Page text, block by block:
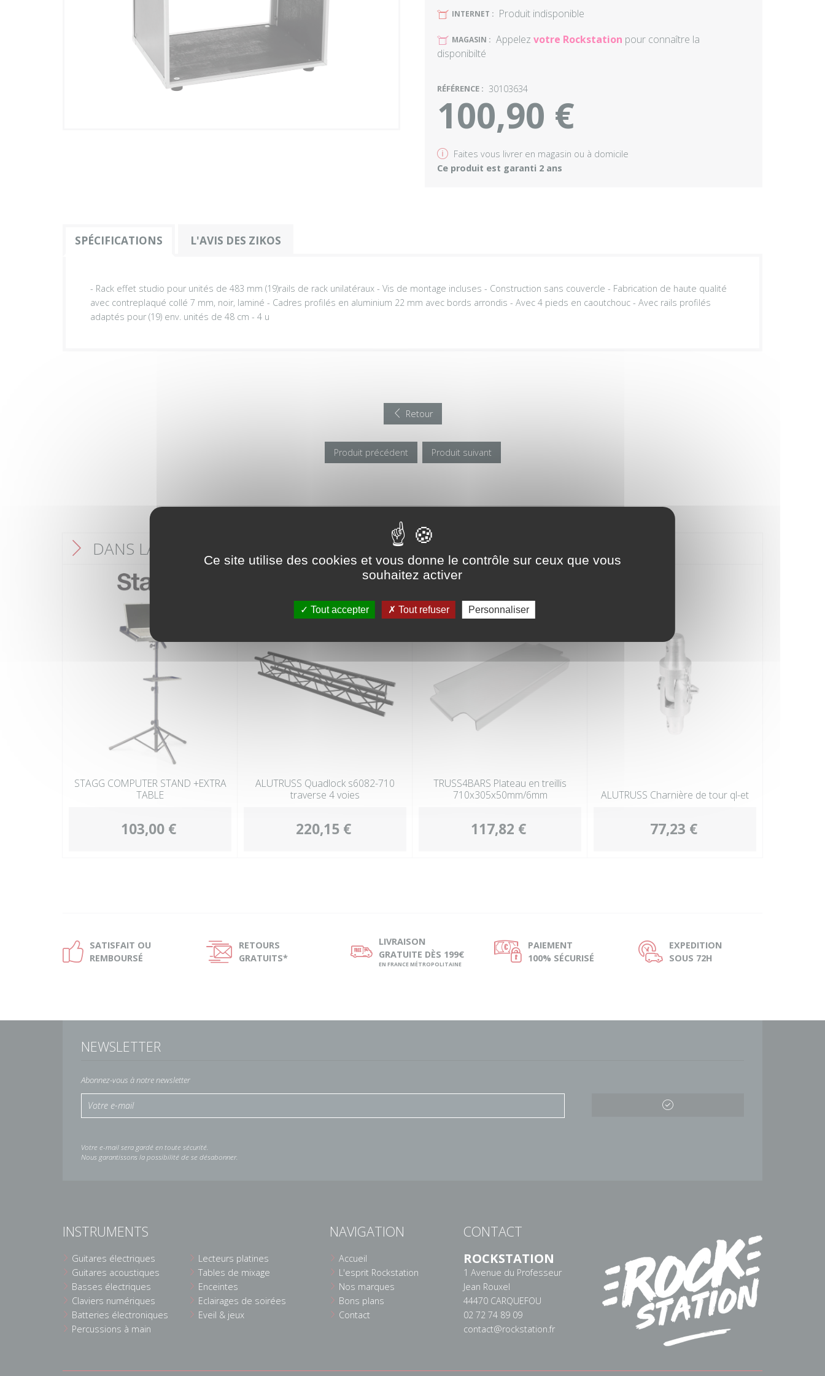
U INTERNET : Produit indisponible
U MAGASIN : Appelez votre Rockstation pour connaître la
disponibilté
RÉFÉRENCE : 30103634
100,90 €
v Faites vous livrer en magasin ou à domicile
Ce produit est garanti 2 ans
SPÉCIFICATIONS L'AVIS DES ZIKOS
- Rack effet studio pour unités de 483 mm (19)rails de rack unilatéraux - Vis de montage incluses - Construction sans couvercle - Fabrication de haute qualité
avec contreplaqué collé 7 mm, noir, laminé - Cadres profilés en aluminium 22 mm avec bords arrondis - Avec 4 pieds en caoutchouc - Avec rails profilés
adaptés pour (19) env. unités de 48 cm - 4 u
Retour
Produit précédent Produit suivant
F DANS LA MÊME CATÉGORIE
STAGG COMPUTER STAND +EXTRA
TABLE
103,00 €
ALUTRUSS Quadlock s6082-710
traverse 4 voies
220,15 €
TRUSS4BARS Plateau en treillis
710x305x50mm/6mm
117,82 €
ALUTRUSS Charnière de tour ql-et
77,23 €
Ð SATISFAIT OU
REMBOURSÉ
Ñ
RETOURS
GRATUITS*
ø LIVRAISON
GRATUITE DÈS 199€
EN FRANCE MÉTROPOLITAINE
Ø PAIEMENT
100% SÉCURISÉ
Ù
EXPEDITION
SOUS 72H
NEWSLETTER
Abonnez-vous à notre newsletter
Votre e-mail sera gardé en toute sécurité.
Nous garantissons la possibilité de se désabonner.
INSTRUMENTS
Guitares électriques
Guitares acoustiques
Basses électriques
Claviers numériques
Batteries électroniques
Percussions à main
Lecteurs platines
Tables de mixage
Enceintes
Eclairages de soirées
Eveil & jeux
NAVIGATION
Accueil
L'esprit Rockstation
Nos marques
Bons plans
Contact
CONTACT
ROCKSTATION
1 Avenue du Professeur
Jean Rouxel
44470 CARQUEFOU
02 72 74 89 09
contact@rockstation.fr
Ce site utilise des cookies et vous donne le contrôle sur ceux que vous
souhaitez activer
Tout accepter Tout refuser Personnaliser